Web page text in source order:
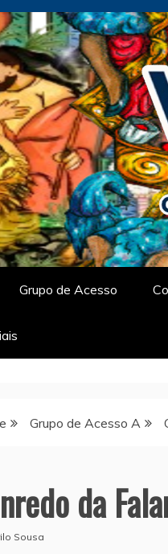
Carnaval Virtual
Grupo de Acesso
Grupo de Acesso A
da
Sousa